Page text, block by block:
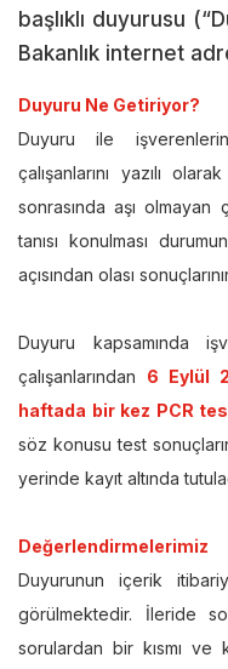
başlıklı duyurusu
Bakanlık internet
Duyuru Ne Getiriyor?
Duyuru ile
çalışanlarını yazılı
sonrasında aşı olmayan
tanısı konulması
açısından olası
Duyuru kapsamında
çalışanlarından 6 Eylül
haftada bir kez PCR
söz konusu test
yerinde kayıt altında
Değerlendirmelerimiz
Duyurunun içerik
görülmektedir. İleride
sorulardan bir kısmı ve